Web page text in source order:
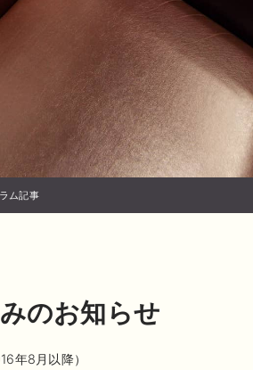
ム記事
のお知らせ
年8月以降）